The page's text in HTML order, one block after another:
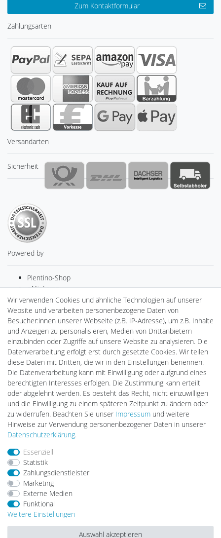
Zum Kontaktformular
Zahlungsarten
Versandarten
Sicherheit
Powered by
Plentino-Shop
gAGaLamp
Drohnenstore24
Cardanlight-Shop
Batteriespeicher
PlentiSolar
Gebrauchtlicht
Ledkauf
DEYESOLAR
Lightech Connect
CardanLight Europe
FORTIMO LEDs
LED-RETROSHOP
MeinUSB
Barrierefreiheitserklärung
Wir verwenden Cookies und ähnliche Technologien auf unserer
Website und verarbeiten personenbezogene Daten von
Besucher:innen unserer Webseite (z.B. IP-Adresse), um z.B. Inhalte
und Anzeigen zu personalisieren, Medien von Drittanbietern
einzubinden oder Zugriffe auf unsere Website zu analysieren. Die
Datenverarbeitung erfolgt erst durch gesetzte Cookies. Wir teilen
diese Daten mit Dritten, die wir in den Einstellungen benennen.
Die Datenverarbeitung kann mit Einwilligung oder aufgrund eines
berechtigten Interesses erfolgen. Die Zustimmung kann erteilt
oder abgelehnt werden. Es besteht das Recht, nicht einzuwilligen
und die Einwilligung zu einem späteren Zeitpunkt zu ändern oder
zu widerrufen. Beachten Sie unser Impressum und weitere
Hinweise zur Verwendung personenbezogener Daten in unserer
Daten­schutz­erklärung.
Essenziell
Statistik
Zahlungsdienstleister
Marketing
Externe Medien
Funktional
Weitere Einstellungen
Auswahl akzeptieren